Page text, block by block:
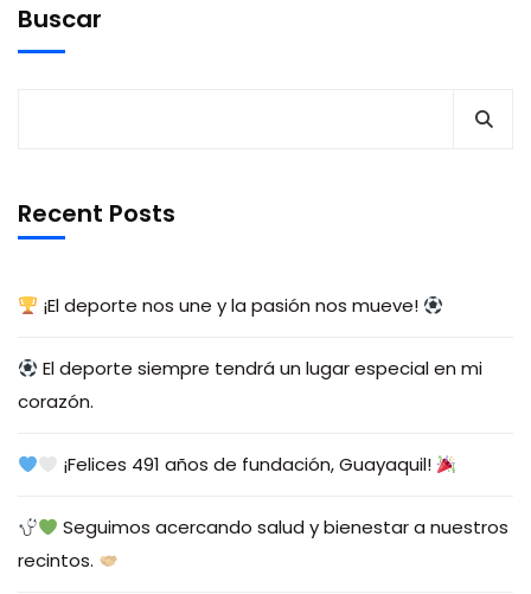
Buscar
Recent Posts
¡El deporte nos une y la pasión nos mueve!
El deporte siempre tendrá un lugar especial en mi
corazón.
¡Felices 491 años de fundación, Guayaquil!
Seguimos acercando salud y bienestar a nuestros
recintos.